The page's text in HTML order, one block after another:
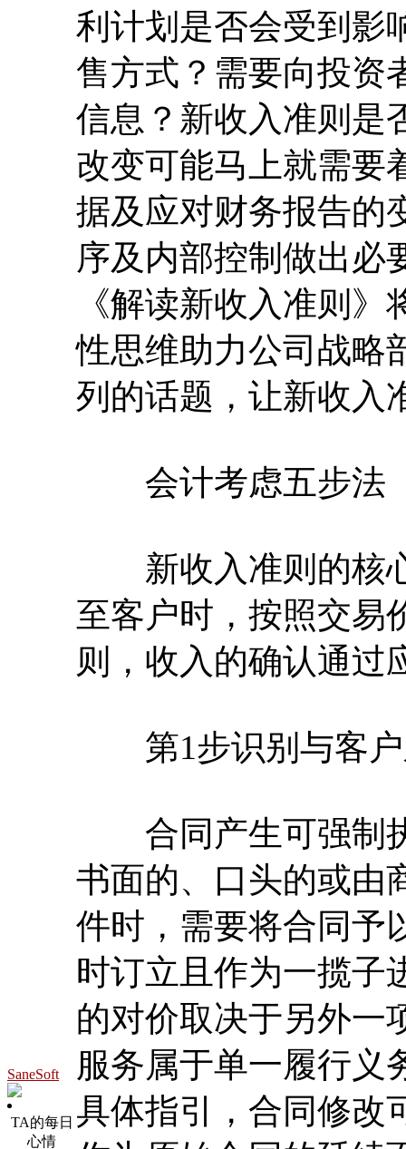
SaneSoft
TA的每日
心情
利计划是否会受到影
售方式？需要向投资
信息？新收入准则是
改变可能马上就需要
据及应对财务报告的
序及内部控制做出必
《解读新收入准则
性思维助力公司战略
列的话题，让新收入
会计考虑五步法
新收入准则的核心
至客户时，按照交易
则，收入的确认通过
第1步识别与客户
合同产生可强制执
书面的、口头的或由
件时，需要将合同予
时订立且作为一揽子
的对价取决于另外一
服务属于单一履行义
具体指引，合同修改